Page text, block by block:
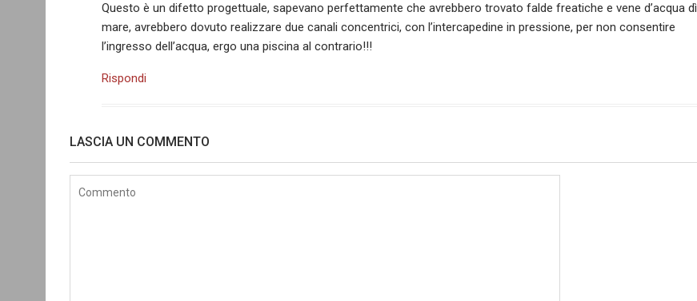
Questo è un difetto progettuale, sapevano perfettamente che avrebbero trovato falde freatiche e vene d’acqua dì
mare, avrebbero dovuto realizzare due canali concentrici, con l’intercapedine in pressione, per non consentire
l’ingresso dell’acqua, ergo una piscina al contrario!!!
Rispondi
LASCIA UN COMMENTO